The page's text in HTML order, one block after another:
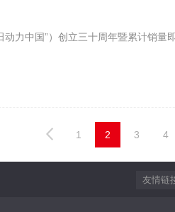
力中国”）创立三十周年暨累计销量
1 2 3 4